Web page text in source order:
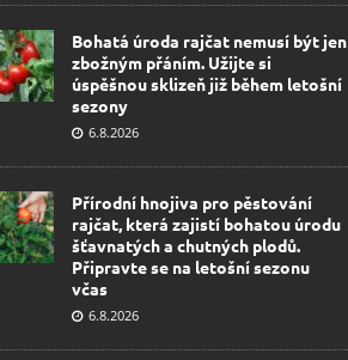
Bohatá úroda rajčat nemusí být jen
zbožným přáním. Užijte si
úspěšnou sklizeň již během letošní
sezony
6.8.2026
Přírodní hnojiva pro pěstování
rajčat, která zajistí bohatou úrodu
šťavnatých a chutných plodů.
Připravte se na letošní sezonu
včas
6.8.2026